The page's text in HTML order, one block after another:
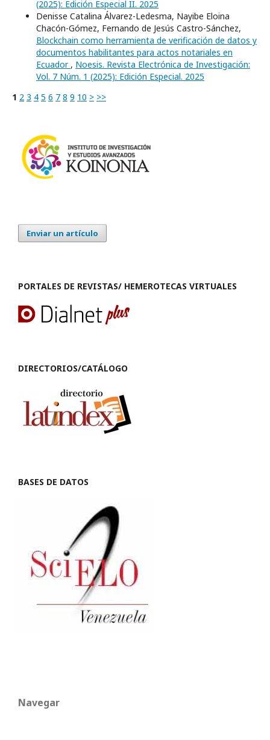
(2025): Edición Especial II. 2025
Denisse Catalina Álvarez-Ledesma, Nayibe Eloina
Chacón-Gómez, Fernando de Jesús Castro-Sánchez,
Blockchain como herramienta de verificación de datos y
documentos habilitantes para actos notariales en
Ecuador , Noesis. Revista Electrónica de Investigación:
Vol. 7 Núm. 1 (2025): Edición Especial. 2025
1 2 3 4 5 6 7 8 9 10 > >>
Enviar un artículo
PORTALES DE REVISTAS/ HEMEROTECAS VIRTUALES
DIRECTORIOS/CATÁLOGO
BASES DE DATOS
Navegar